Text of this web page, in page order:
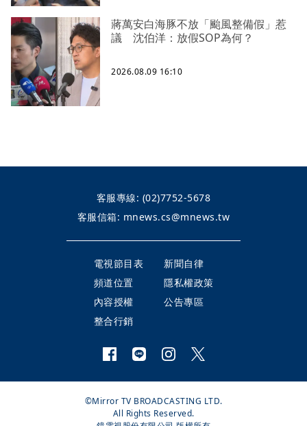
蔣萬安白海豚不放「颱風整備假」惹
議 沈伯洋：放假SOP為何？
2026.08.09 16:10
客服專線: (02)7752-5678
客服信箱: mnews.cs@mnews.tw
電視節目表
新聞自律
頻道位置
隱私權政策
內容授權
公告專區
整合行銷
©Mirror TV BROADCASTING LTD.
All Rights Reserved.